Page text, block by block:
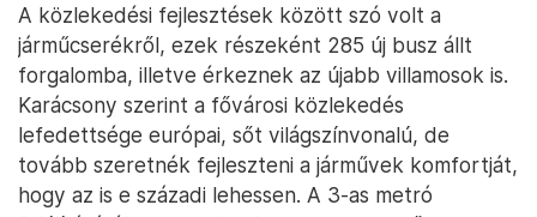
A közlekedési fejlesztések között szó volt a
járműcserékről, ezek részeként 285 új busz állt
forgalomba, illetve érkeznek az újabb villamosok is.
Karácsony szerint a fővárosi közlekedés
lefedettsége európai, sőt világszínvonalú, de
tovább szeretnék fejleszteni a járművek komfortját,
hogy az is e századi lehessen. A 3-as metró